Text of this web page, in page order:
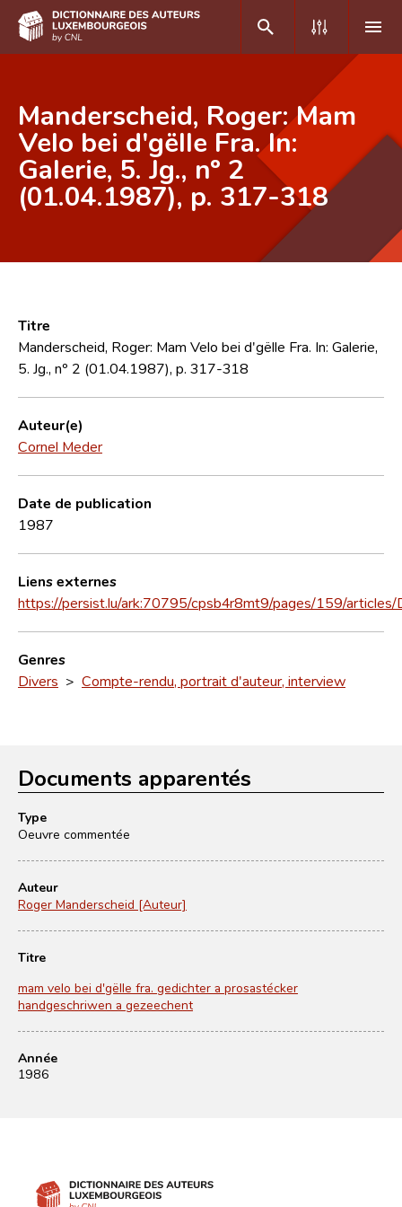
DE FR
Accueil
Auteur(e)s A-Z
Équipe scientifique
Contact
Manderscheid, Roger: Mam
Velo bei d'gëlle Fra. In:
Galerie, 5. Jg., nº 2
(01.04.1987), p. 317-318
Titre
Manderscheid, Roger: Mam Velo bei d'gëlle Fra. In: Galerie,
5. Jg., nº 2 (01.04.1987), p. 317-318
Auteur(e)
Cornel Meder
Date de publication
1987
Liens externes
https://persist.lu/ark:70795/cpsb4r8mt9/pages/159/
Genres
Divers > Compte-rendu, portrait d'auteur, interview
Documents apparentés
Type
Oeuvre commentée
Auteur
Roger Manderscheid [Auteur]
Titre
mam velo bei d'gëlle fra. gedichter a prosastécker
handgeschriwen a gezeechent
Année
1986